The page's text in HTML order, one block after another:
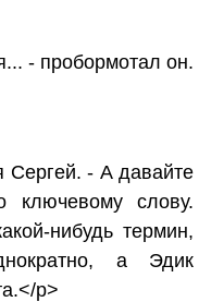
- пробормотал он.
Сергей. - А давайте
ключевому слову.
нибудь термин,
а Эдик
p>